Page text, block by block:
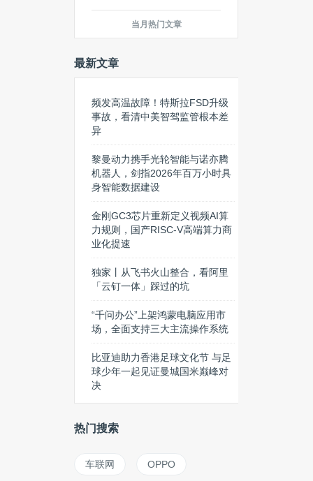
当月热门文章
最新文章
频发高温故障！特斯拉FSD升级
事故，看清中美智驾监管根本差
异
黎曼动力携手光轮智能与诺亦腾
机器人，剑指2026年百万小时具
身智能数据建设
金刚GC3芯片重新定义视频AI算
力规则，国产RISC-V高端算力商
业化提速
独家丨从飞书火山整合，看阿里
「云钉一体」踩过的坑
“千问办公”上架鸿蒙电脑应用市
场，全面支持三大主流操作系统
比亚迪助力香港足球文化节 与足
球少年一起见证曼城国米巅峰对
决
热门搜索
车联网 OPPO